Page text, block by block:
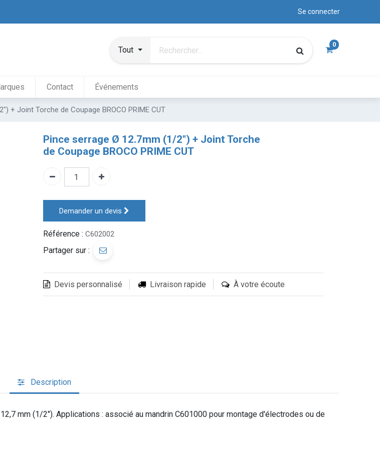
Se connecter
Tout
0
Contact Événements
+ Joint Torche de Coupage BROCO PRIME CUT
Pince serrage Ø 12.7mm (1/2") + Joint Torche
de Coupage BROCO PRIME CUT
Demander un devis
Référence : C602002
Partager sur :
Devis personnalisé Livraison rapide À votre écoute
Description
mm (1/2"). Applications : associé au mandrin C601000 pour montage d'électrodes ou de